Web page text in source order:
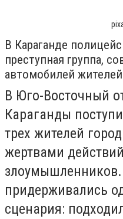
В Караганде
преступная группа,
автомобилей
В Юго-Восточный
Караганды
трех жителей
жертвами
придерживались
сценария: